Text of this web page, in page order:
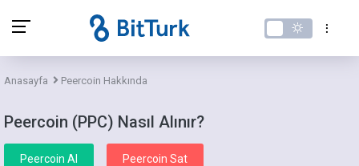
Anasayfa Peercoin Hakkında
Peercoin (PPC) Nasıl Alınır?
Peercoin Al Peercoin Sat